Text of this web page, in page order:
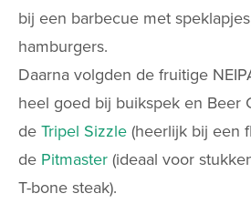
bij een barbecue met
hamburgers.
Daarna volgden de fruitige
heel goed bij buikspek en Beer
de Tripel Sizzle (heerlijk bij een
de Pitmaster (ideaal voor
T-bone steak).